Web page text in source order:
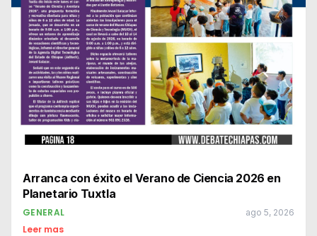
Arranca con éxito el Verano de Ciencia 2026 en
Planetario Tuxtla
GENERAL ago 5, 2026
Leer mas